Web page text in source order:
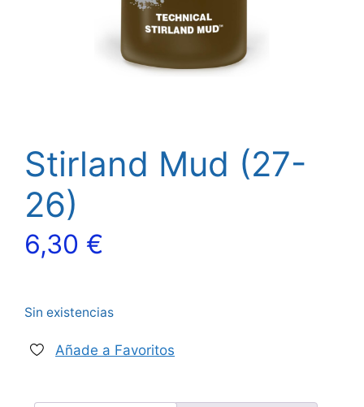
Stirland Mud (27-
26)
6,30 €
Sin existencias
Añade a Favoritos